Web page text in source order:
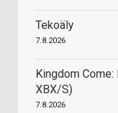
Tekoäly
7.8.2026
Kingdom
XBX/S)
7.8.2026